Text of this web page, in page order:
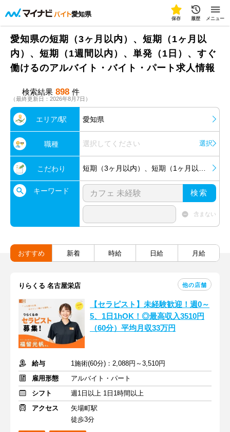
愛知県
保存 履歴 メニュー
愛知県の短期（3ヶ月以内）、短期（1ヶ月以
内）、短期（1週間以内）、単発（1日）、すぐ
働けるのアルバイト・バイト・パート求人情報
検索結果 898 件
（最終更新日：2026年8月7日）
エリア/駅 愛知県
職種 選択してください 選択
こだわり
キーワード 検索
含まない
おすすめ 新着 時給 日給 月給
りらくる 名古屋栄店 他の店舗
【セラピスト】未経験歓迎！週0～
5、1日1hOK！◎最高収入3510円
（60分）平均月収33万円
給与
1施術(60分)：2,088円～3,510円
雇用形態
アルバイト・パート
シフト
週1日以上 1日1時間以上
アクセス
矢場町駅
徒歩3分